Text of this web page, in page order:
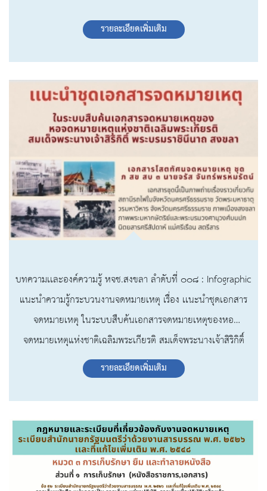
รายละเอียดเพิ่มเติม
บทความเเละองค์ความรู้ หจช.สงขลา ลำดับที่ ๐๐๘ : Infographic
แนะนำความรู้กระบวนงานจดหมายเหตุ เรื่อง เเนะนำชุดเอกสาร
จดหมายเหตุ ในระบบสืบค้นเอกสารจดหมายเหตุของหอ
จดหมายเหตุแห่งชาติเฉลิมพระเกียรติ สมเด็จพระนางเจ้าสิริกิติ์
พระบรมราชินีนาถ สงขลา
รายละเอียดเพิ่มเติม